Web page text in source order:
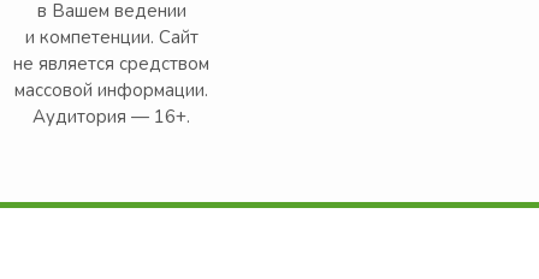
в Вашем ведении
и компетенции. Сайт
не является средством
массовой информации.
Аудитория — 16+.